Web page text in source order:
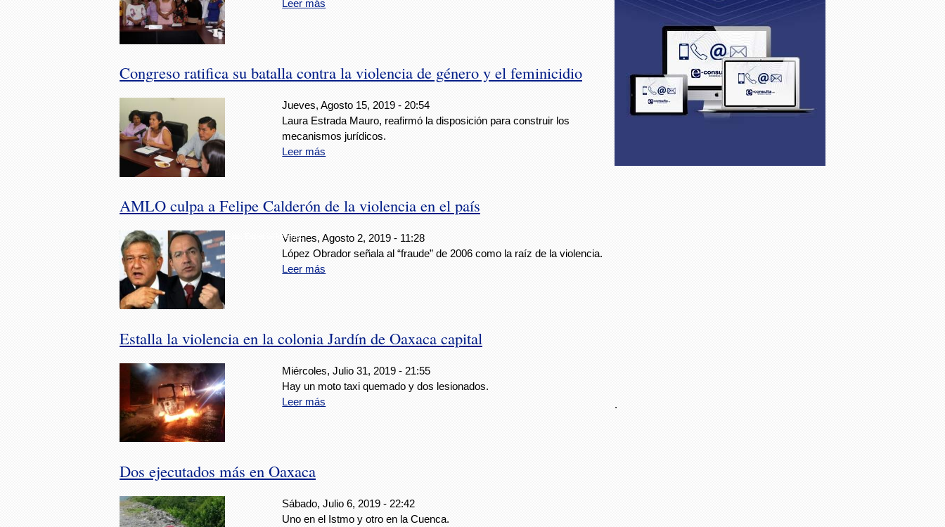
Leer más
Congreso ratifica su batalla contra la violencia de género y el feminicidio
Jueves, Agosto 15, 2019 - 20:54
Laura Estrada Mauro, reafirmó la disposición para construir los
mecanismos jurídicos.
Leer más
AMLO culpa a Felipe Calderón de la violencia en el país
Foto: Especial Internet.Viernes, Agosto 2, 2019 - 11:28
López Obrador señala al “fraude” de 2006 como la raíz de la violencia.
Leer más
Estalla la violencia en la colonia Jardín de Oaxaca capital
Miércoles, Julio 31, 2019 - 21:55
Hay un moto taxi quemado y dos lesionados.
Leer más
Dos ejecutados más en Oaxaca
Sábado, Julio 6, 2019 - 22:42
Uno en el Istmo y otro en la Cuenca.
.